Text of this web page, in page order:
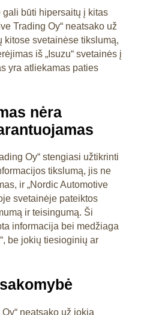
gali būti hipersaitų į kitas
Trading Oy“ neatsako už
kitose svetainėse tikslumą,
iš „Isuzu“ svetainės į
yra atliekamas paties
nėra
Oy“ stengiasi užtikrinti
tikslumą, jis ne
ir „Nordic Automotive
svetainėje pateiktos
ir teisingumą. Ši
informacija bei medžiaga
be jokių tiesioginių ar
neatsako už jokią